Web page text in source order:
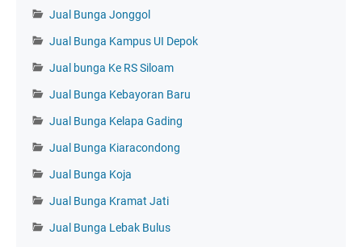
Jual Bunga Jonggol
Jual Bunga Kampus UI Depok
Jual bunga Ke RS Siloam
Jual Bunga Kebayoran Baru
Jual Bunga Kelapa Gading
Jual Bunga Kiaracondong
Jual Bunga Koja
Jual Bunga Kramat Jati
Jual Bunga Lebak Bulus